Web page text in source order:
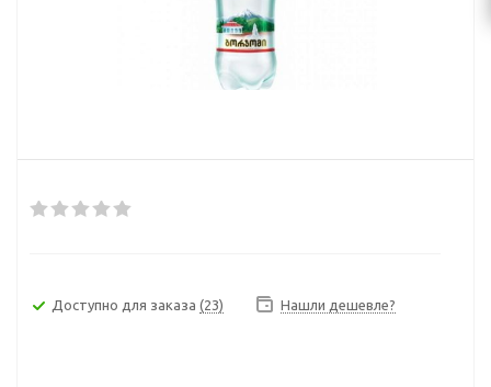
Доступно для заказа (23) Нашли дешевле?